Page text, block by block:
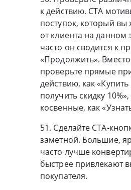
к действию. СТА
поступок, который вы
от клиента на данном
часто он сводится к
«Продолжить». Вместо
проверьте прямые
действию, как
получить скидку
косвенные, как
51. Сделайте СТА-
заметной. Большие,
часто лучше
быстрее привлекают
покупателя.